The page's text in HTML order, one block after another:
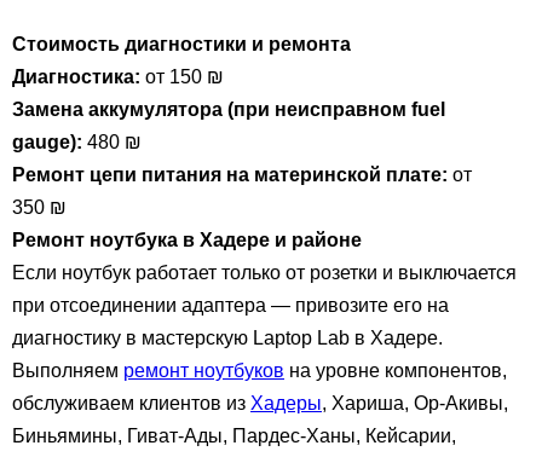
Стоимость диагностики и ремонта
Диагностика: от 150 ₪
Замена аккумулятора (при неисправном fuel
gauge): 480 ₪
Ремонт цепи питания на материнской плате: от
350 ₪
Ремонт ноутбука в Хадере и районе
Если ноутбук работает только от розетки и выключается
при отсоединении адаптера — привозите его на
диагностику в мастерскую Laptop Lab в Хадере.
Выполняем ремонт ноутбуков на уровне компонентов,
обслуживаем клиентов из Хадеры, Хариша, Ор-Акивы,
Биньямины, Гиват-Ады, Пардес-Ханы, Кейсарии,